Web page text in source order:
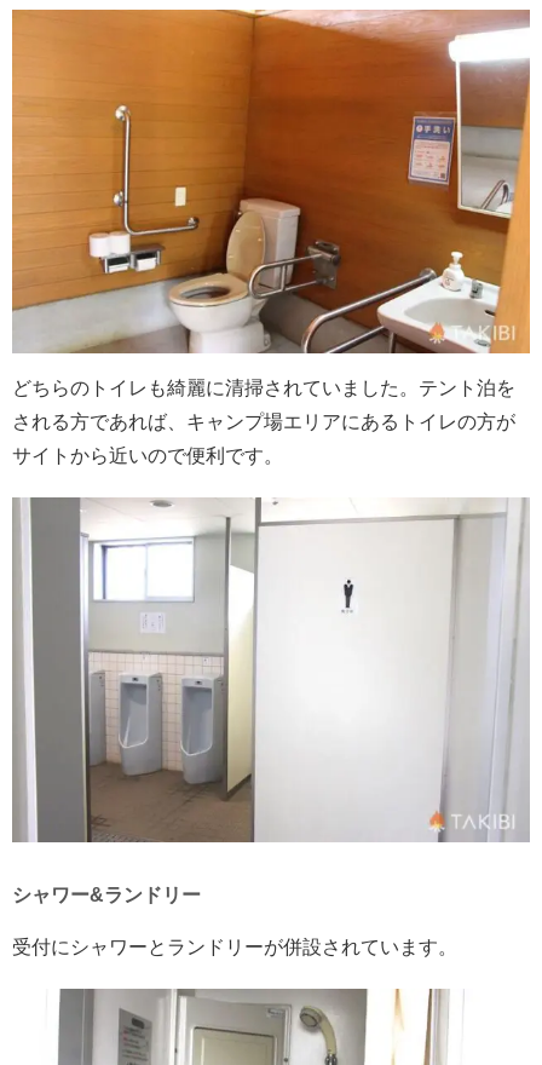
どちらのトイレも綺麗に清掃されていました。テント泊を
される方であれば、キャンプ場エリアにあるトイレの方が
サイトから近いので便利です。
シャワー&ランドリー
受付にシャワーとランドリーが併設されています。